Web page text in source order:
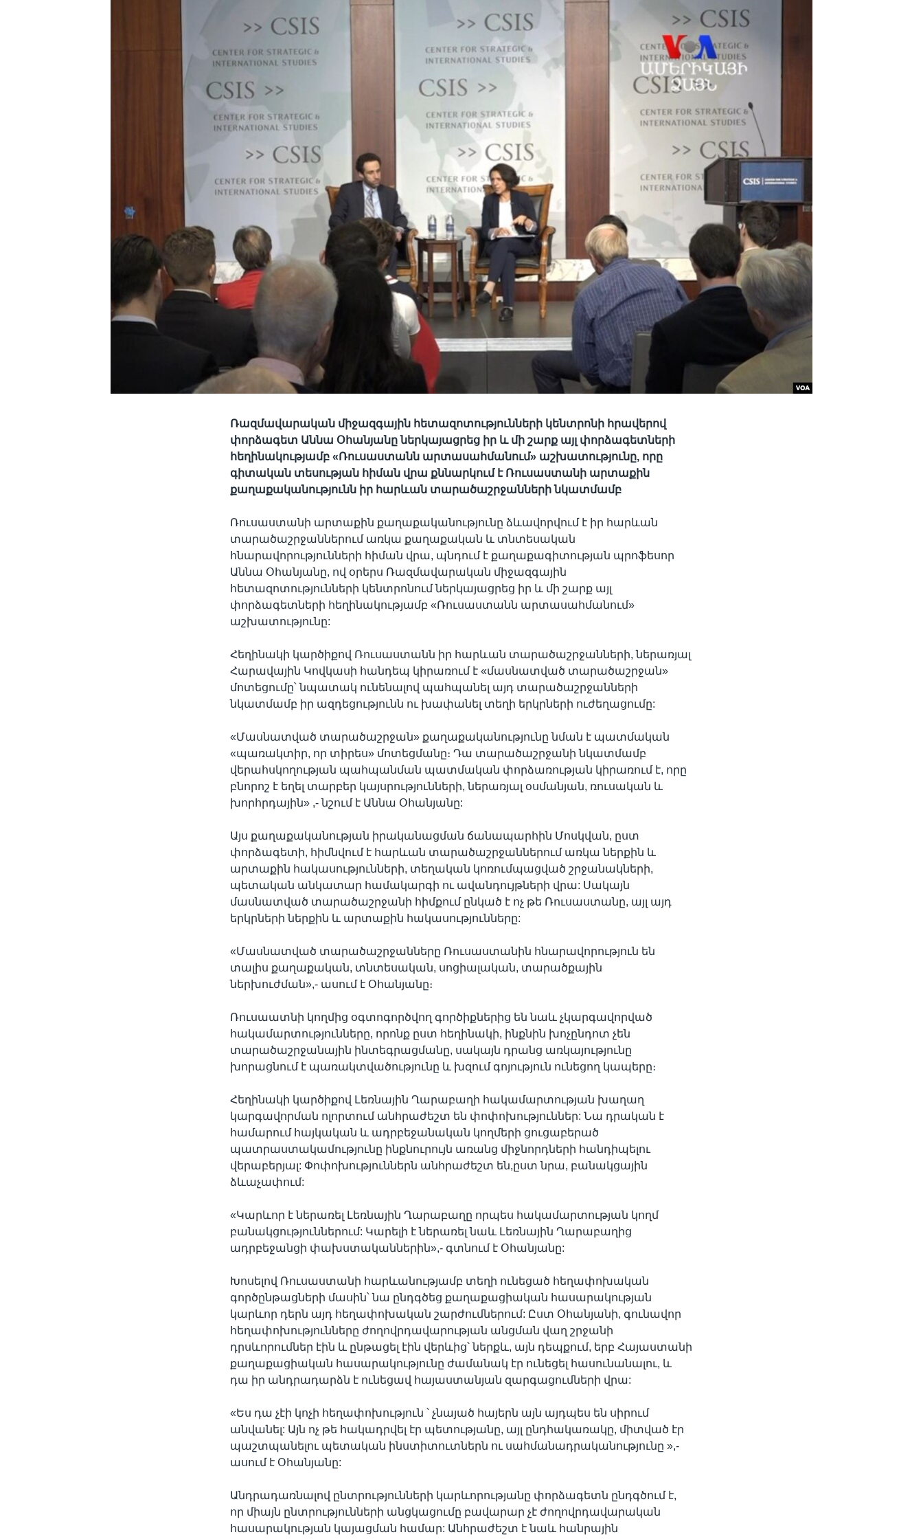
Ռազմավարական միջազգային հետազոտությունների կենտրոնի հրավերով
փորձագետ Աննա Օհանյանը ներկայացրեց իր և մի շարք այլ փորձագետների
հեղինակությամբ «Ռուսաստանն արտասահմանում» աշխատությունը, որը
գիտական տեսության հիման վրա քննարկում է Ռուսաստանի արտաքին
քաղաքականությունն իր հարևան տարածաշրջանների նկատմամբ
Ռուսաստանի արտաքին քաղաքականությունը ձևավորվում է իր հարևան
տարածաշրջաններում առկա քաղաքական և տնտեսական
հնարավորությունների հիման վրա, պնդում է քաղաքագիտության պրոֆեսոր
Աննա Օհանյանը, ով օրերս Ռազմավարական միջազգային
հետազոտությունների կենտրոնում ներկայացրեց իր և մի շարք այլ
փորձագետների հեղինակությամբ «Ռուսաստանն արտասահմանում»
աշխատությունը:
Հեղինակի կարծիքով Ռուսաստանն իր հարևան տարածաշրջանների, ներառյալ
Հարավային Կովկասի հանդեպ կիրառում է «մասնատված տարածաշրջան»
մոտեցումը՝ նպատակ ունենալով պահպանել այդ տարածաշրջանների
նկատմամբ իր ազդեցությունն ու խափանել տեղի երկրների ուժեղացումը:
«Մասնատված տարածաշրջան» քաղաքականությունը նման է պատմական
«պառակտիր, որ տիրես» մոտեցմանը։ Դա տարածաշրջանի նկատմամբ
վերահսկողության պահպանման պատմական փորձառության կիրառում է, որը
բնորոշ է եղել տարբեր կայսրությունների, ներառյալ օսմանյան, ռուսական և
խորհրդային» ,- նշում է Աննա Օհանյանը:
Այս քաղաքականության իրականացման ճանապարհին Մոսկվան, ըստ
փորձագետի, հիմնվում է հարևան տարածաշրջաններում առկա ներքին և
արտաքին հակասությունների, տեղական կոռումպացված շրջանակների,
պետական անկատար համակարգի ու ավանդույթների վրա: Սակայն
մասնատված տարածաշրջանի հիմքում ընկած է ոչ թե Ռուսաստանը, այլ այդ
երկրների ներքին և արտաքին հակասությունները:
«Մասնատված տարածաշրջանները Ռուսաստանին հնարավորություն են
տալիս քաղաքական, տնտեսական, սոցիալական, տարածքային
ներխուժման»,- ասում է Օհանյանը։
Ռուսաատնի կողմից օգտոգործվող գործիքներից են նաև չկարգավորված
հակամարտությունները, որոնք ըստ հեղինակի, ինքնին խոչընդոտ չեն
տարածաշրջանային ինտեգրացմանը, սակայն դրանց առկայությունը
խորացնում է պառակտվածությունը և խզում գոյություն ունեցող կապերը։
Հեղինակի կարծիքով Լեռնային Ղարաբաղի հակամարտության խաղաղ
կարգավորման ոլորտում անհրաժեշտ են փոփոխություններ: Նա դրական է
համարում հայկական և ադրբեջանական կողմերի ցուցաբերած
պատրաստակամությունը ինքնուրույն առանց միջնորդների հանդիպելու
վերաբերյալ: Փոփոխություններն անհրաժեշտ են,ըստ նրա, բանակցային
ձևաչափում:
«Կարևոր է ներառել Լեռնային Ղարաբաղը որպես հակամարտության կողմ
բանակցություններում: Կարելի է ներառել նաև Լեռնային Ղարաբաղից
ադրբեջանցի փախստականներին»,- գտնում է Օհանյանը:
Խոսելով Ռուսաստանի հարևանությամբ տեղի ունեցած հեղափոխական
գործընթացների մասին՝ նա ընդգծեց քաղաքացիական հասարակության
կարևոր դերն այդ հեղափոխական շարժումներում: Ըստ Օհանյանի, գունավոր
հեղափոխությունները ժողովրդավարության անցման վաղ շրջանի
դրսևորումներ էին և ընթացել էին վերևից՝ ներքև, այն դեպքում, երբ Հայաստանի
քաղաքացիական հասարակությունը ժամանակ էր ունեցել հասունանալու, և
դա իր անդրադարձն է ունեցավ հայաստանյան զարգացումների վրա:
«Ես դա չէի կոչի հեղափոխություն ՝ չնայած հայերն այն այդպես են սիրում
անվանել: Այն ոչ թե հակադրվել էր պետությանը, այլ ընդհակառակը, միտված էր
պաշտպանելու պետական ինստիտուտներն ու սահմանադրականությունը »,-
ասում է Օհանյանը:
Անդրադառնալով ընտրությունների կարևորությանը փորձագետն ընդգծում է,
որ միայն ընտրությունների անցկացումը բավարար չէ ժողովրդավարական
հասարակության կայացման համար: Անհրաժեշտ է նաև հանրային